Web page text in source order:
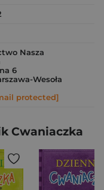
Nasza
6
Wesoła
protected]
Cwaniaczka